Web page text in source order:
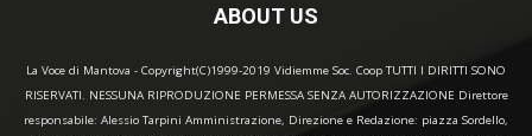
ABOUT US
La Voce di Mantova - Copyright(C)1999-2019 Vidiemme Soc. Coop TUTTI I DIRITTI SONO
RISERVATI. NESSUNA RIPRODUZIONE PERMESSA SENZA AUTORIZZAZIONE Direttore
responsabile: Alessio Tarpini Amministrazione, Direzione e Redazione: piazza Sordello,